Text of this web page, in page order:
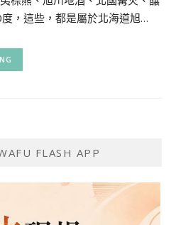
，這些，都是屬於北海道旭…
FLASH APP